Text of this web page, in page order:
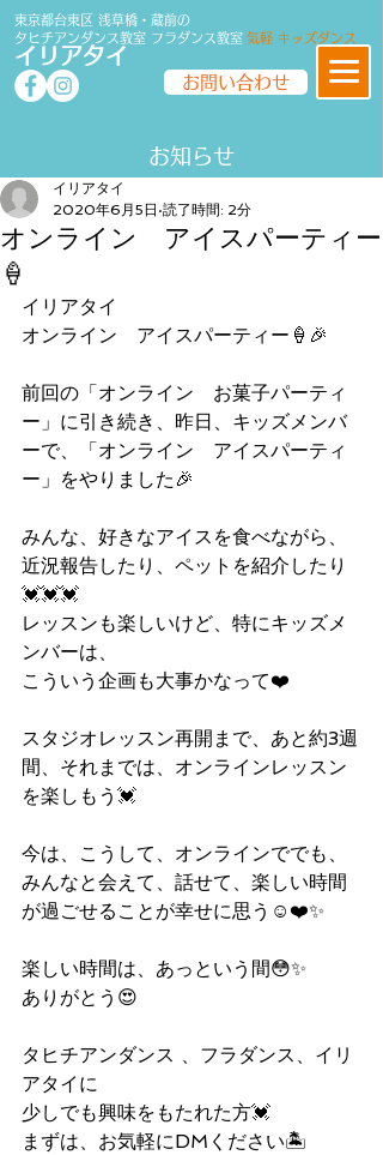
東京都台東区 浅草橋・蔵前の
タヒチアンダンス教室 フラダンス教室 気軽 キッズダンス
イリアタイ
お問い合わせ
​​お知らせ
オンライン アイスパーティー
🍦
イリアタイ
2020年6月5日 読了時間: 2分
イリアタイ
オンライン　アイスパーティー🍦🎉
前回の「オンライン　お菓子パーティ
ー」に引き続き、昨日、キッズメンバ
ーで、「オンライン　アイスパーティ
ー」をやりました🎉
みんな、好きなアイスを食べながら、
近況報告したり、ペットを紹介したり
💓💓💓
レッスンも楽しいけど、特にキッズメ
ンバーは、
こういう企画も大事かなって❤️
スタジオレッスン再開まで、あと約3週
間、それまでは、オンラインレッスン
を楽しもう💓
今は、こうして、オンラインででも、
みんなと会えて、話せて、楽しい時間
が過ごせることが幸せに思う☺️❤️✨
楽しい時間は、あっという間😳✨
ありがとう😍
タヒチアンダンス 、フラダンス、イリ
アタイに
少しでも興味をもたれた方💓
まずは、お気軽にDMください🏝